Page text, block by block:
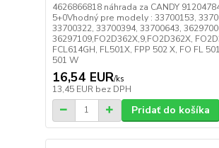
4626866818 náhrada za CANDY
5+0Vhodný pre modely : 33700153,
33700322, 33700394, 33700643,
36297109,FO2D362X,9,FO2D362X,
FCL614GH, FL501X, FPP 502 X, FO FL
501 W
16,54 EUR/ks
13,45 EUR bez DPH
Pridať do košíka